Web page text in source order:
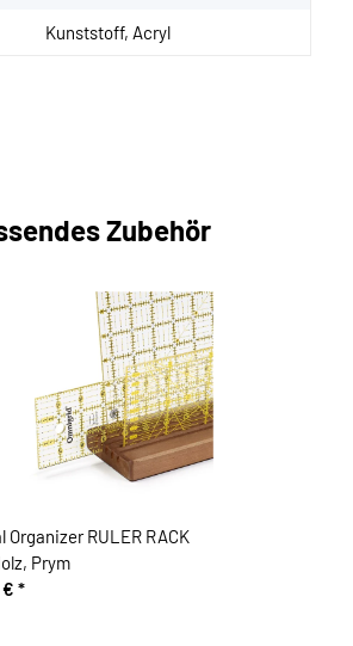
Kunststoff, Acryl
Zubehör
Organizer RULER RACK
Prym
€ *